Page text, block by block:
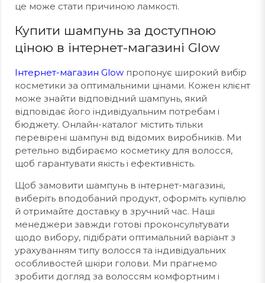
це може стати причиною ламкості.
Купити шампунь за доступною
ціною в інтернет-магазині Glow
Інтернет-магазин Glow пропонує широкий вибір
косметики за оптимальними цінами. Кожен клієнт
може знайти відповідний шампунь, який
відповідає його індивідуальним потребам і
бюджету. Онлайн-каталог містить тільки
перевірені шампуні від відомих виробників. Ми
ретельно відбираємо косметику для волосся,
щоб гарантувати якість і ефективність.
Щоб замовити шампунь в інтернет-магазині,
виберіть вподобаний продукт, оформіть купівлю
й отримайте доставку в зручний час. Наші
менеджери завжди готові проконсультувати
щодо вибору, підібрати оптимальний варіант з
урахуванням типу волосся та індивідуальних
особливостей шкіри голови. Ми прагнемо
зробити догляд за волоссям комфортним і